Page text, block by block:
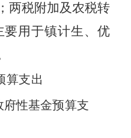
两税附加及农税转
要用于镇计生、优
算支出
府性基金预算支